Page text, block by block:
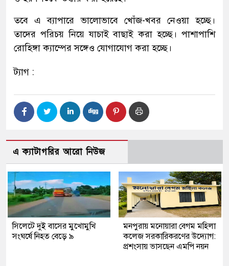
তবে এ ব্যাপারে ভালোভাবে খোঁজ-খবর নেওয়া হচ্ছে।
তা‌দের প‌রিচয় নি‌য়ে যাচাই বাছাই করা হ‌চ্ছে। পাশাপা‌শি
রো‌হিঙ্গা ক্যা‌ম্পের সঙ্গেও যোগা‌যোগ করা হ‌চ্ছে।
ট্যাগ :
এ ক্যাটাগরির আরো নিউজ
সিলেটে দুই বাসের মুখোমুখি
সংঘর্ষে নিহত বেড়ে ৯
মনপুরায় মনোয়ারা বেগম মহিলা
কলেজ সরকারিকরণের উদ্যোগ:
প্রশংসায় ভাসছেন এমপি নয়ন